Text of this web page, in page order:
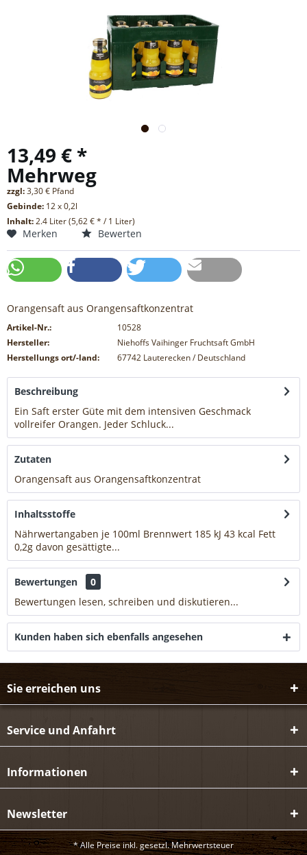
13,49 € *
Mehrweg
zzgl:3,30 € Pfand
Gebinde: 12 x 0,2l
Inhalt:2.4 Liter (5,62 € * / 1 Liter)
Merken Bewerten
Orangensaft aus Orangensaftkonzentrat
Artikel-Nr.:
10528
Hersteller:
Niehoffs Vaihinger Fruchtsaft GmbH
Herstellungs ort/-land:
67742 Lauterecken / Deutschland
Beschreibung
Ein Saft erster Güte mit dem intensiven Geschmack
vollreifer Orangen. Jeder Schluck...
Zutaten
Orangensaft aus Orangensaftkonzentrat
Inhaltsstoffe
Nährwertangaben je 100ml Brennwert 185 kJ 43 kcal Fett
0,2g davon gesättigte...
Bewertungen
0
Bewertungen lesen, schreiben und diskutieren...
Kunden haben sich ebenfalls angesehen
Sie erreichen uns
Service und Anfahrt
Informationen
Newsletter
* Alle Preise inkl. gesetzl. Mehrwertsteuer